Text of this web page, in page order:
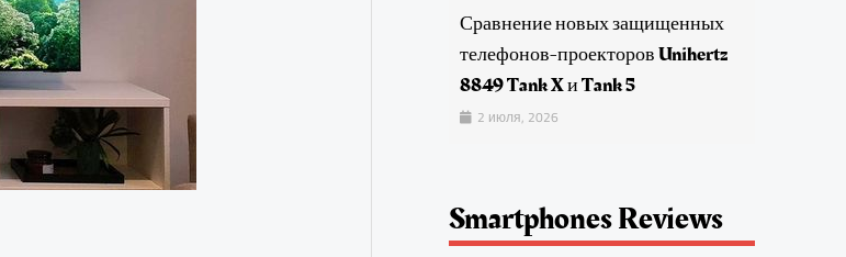
Сравнение новых защищенных
телефонов-проекторов Unihertz
8849 Tank X и Tank 5
2 июля, 2026
Smartphones Reviews